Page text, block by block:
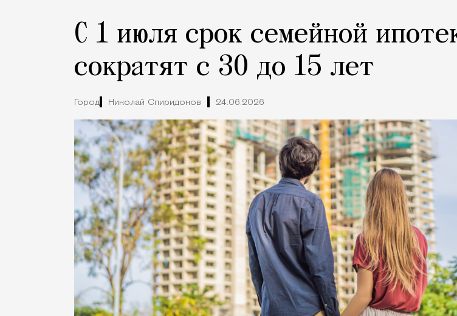
С 1 июля срок семейной
сократят с 30 до 15 лет
Город Николай Спиридонов 24.06.2026